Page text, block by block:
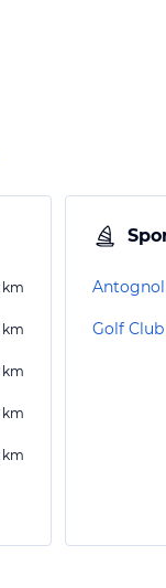
km
km
km
km
km
Golf